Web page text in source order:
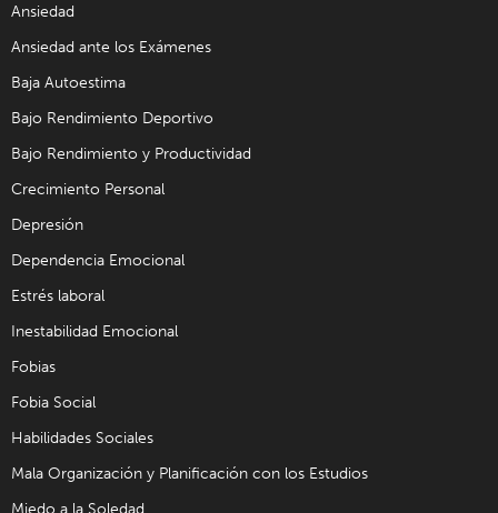
Ansiedad
Ansiedad ante los Exámenes
Baja Autoestima
Bajo Rendimiento Deportivo
Bajo Rendimiento y Productividad
Crecimiento Personal
Depresión
Dependencia Emocional
Estrés laboral
Inestabilidad Emocional
Fobias
Fobia Social
Habilidades Sociales
Mala Organización y Planificación con los Estudios
Miedo a la Soledad